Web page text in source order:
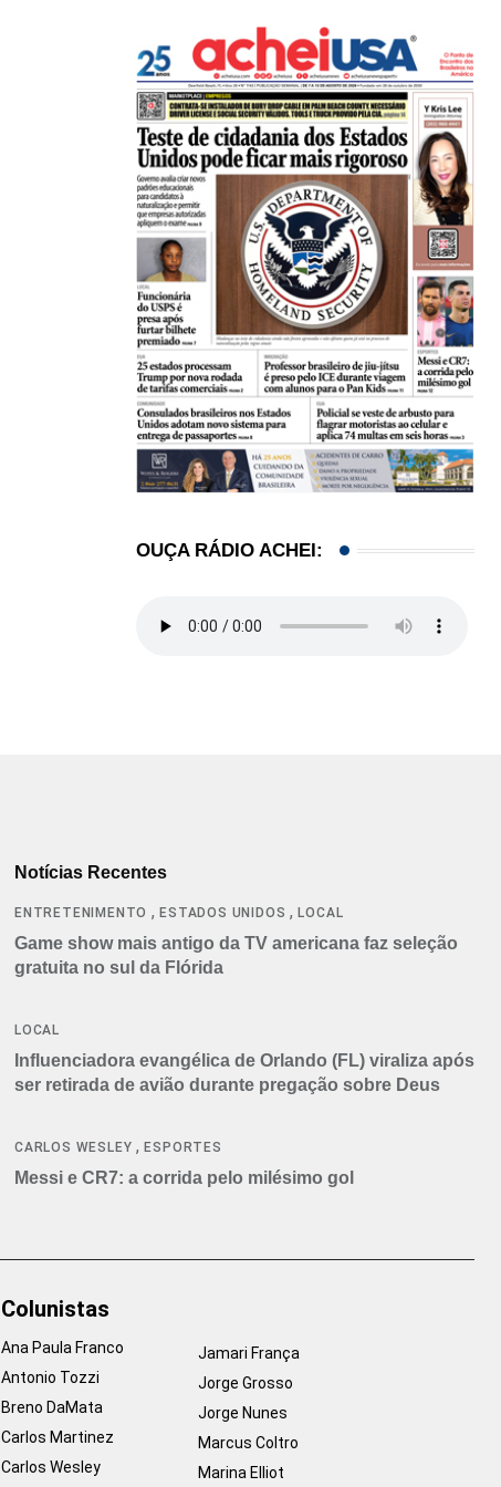
OUÇA RÁDIO ACHEI:
Notícias Recentes
ENTRETENIMENTO ,ESTADOS UNIDOS ,LOCAL
Game show mais antigo da TV americana faz seleção
gratuita no sul da Flórida
LOCAL
Influenciadora evangélica de Orlando (FL) viraliza após
ser retirada de avião durante pregação sobre Deus
CARLOS WESLEY ,ESPORTES
Messi e CR7: a corrida pelo milésimo gol
Colunistas
Ana Paula Franco
Antonio Tozzi
Breno DaMata
Carlos Martinez
Carlos Wesley
Jamari França
Jorge Grosso
Jorge Nunes
Marcus Coltro
Marina Elliot